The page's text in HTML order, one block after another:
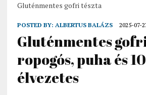
Gluténmentes gofri tészta
POSTED BY: ALBERTUS BALÁZS 2025-07-
Gluténmentes
ropogós, puha és
élvezetes